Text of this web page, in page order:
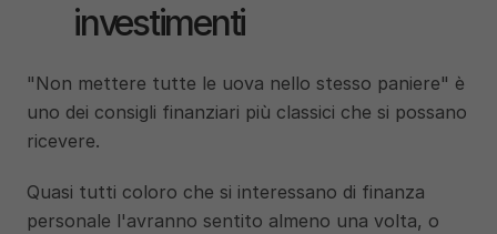
investimenti
"Non mettere tutte le uova nello stesso paniere" è
uno dei consigli finanziari più classici che si possano
ricevere.
Quasi tutti coloro che si interessano di finanza
personale l'avranno sentito almeno una volta, o